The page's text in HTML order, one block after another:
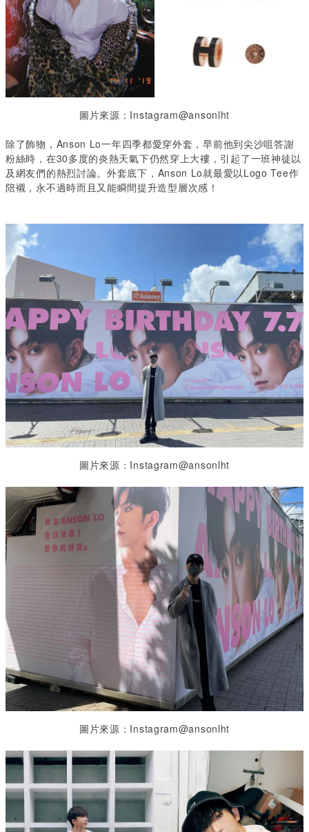
圖片來源：Instagram@ansonlht
除了飾物，Anson Lo一年四季都愛穿外套，早前他到尖沙咀答謝
粉絲時，在30多度的炎熱天氣下仍然穿上大褸，引起了一班神徒以
及網友們的熱烈討論。外套底下， Anson Lo就最愛以 Logo Tee作
陪襯，永不過時而且又能瞬間提升造型層次感！
圖片來源：Instagram@ansonlht
圖片來源：Instagram@ansonlht